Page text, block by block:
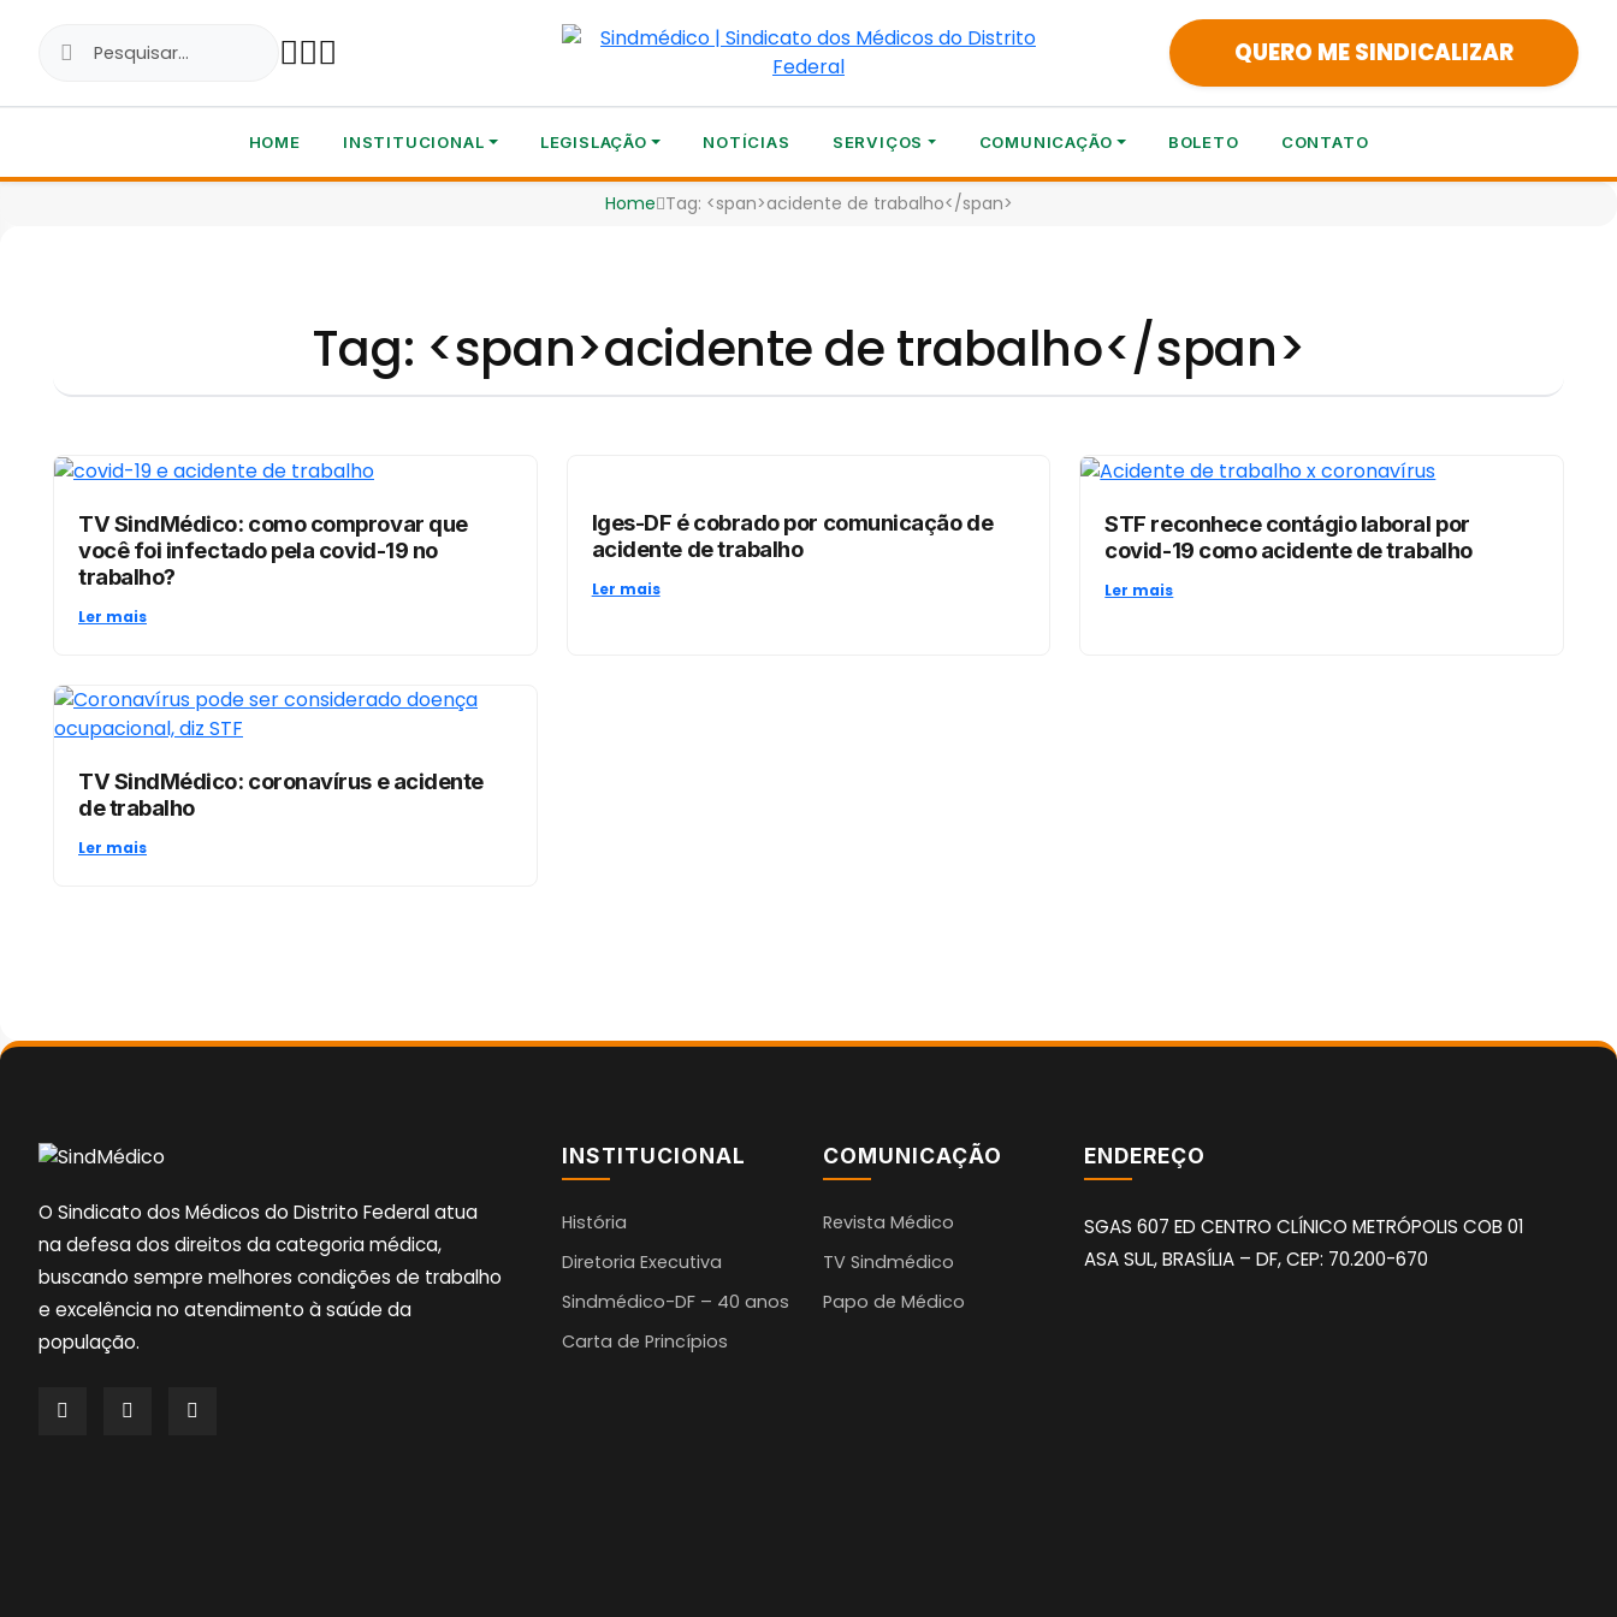
QUERO ME SINDICALIZAR
HOME INSTITUCIONAL LEGISLAÇÃO NOTÍCIAS SERVIÇOS COMUNICAÇÃO BOLETO CONTATO
Home Tag: <span>acidente de trabalho</span>
Tag: <span>acidente de trabalho</span>
TV SindMédico: como comprovar que
você foi infectado pela covid-19 no
trabalho?
Ler mais
Iges-DF é cobrado por comunicação de
acidente de trabalho
Ler mais
STF reconhece contágio laboral por
covid-19 como acidente de trabalho
Ler mais
TV SindMédico: coronavírus e acidente
de trabalho
Ler mais
O Sindicato dos Médicos do Distrito Federal atua
na defesa dos direitos da categoria médica,
buscando sempre melhores condições de trabalho
e excelência no atendimento à saúde da
população.
INSTITUCIONAL
História
Diretoria Executiva
Sindmédico-DF – 40 anos
Carta de Princípios
COMUNICAÇÃO
Revista Médico
TV Sindmédico
Papo de Médico
ENDEREÇO
SGAS 607 ED CENTRO CLÍNICO METRÓPOLIS COB 01
ASA SUL, BRASÍLIA – DF, CEP: 70.200-670